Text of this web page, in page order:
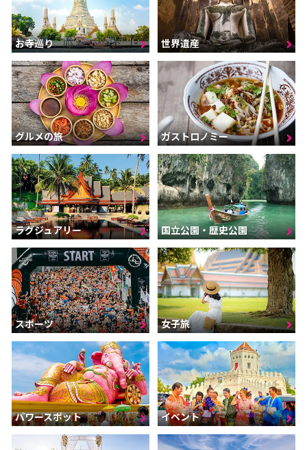
お寺巡り 世界遺産
グルメの旅 ガストロノミー
ラグジュアリー 国立公園・歴史公園
スポーツ 女子旅
パワースポット イベント